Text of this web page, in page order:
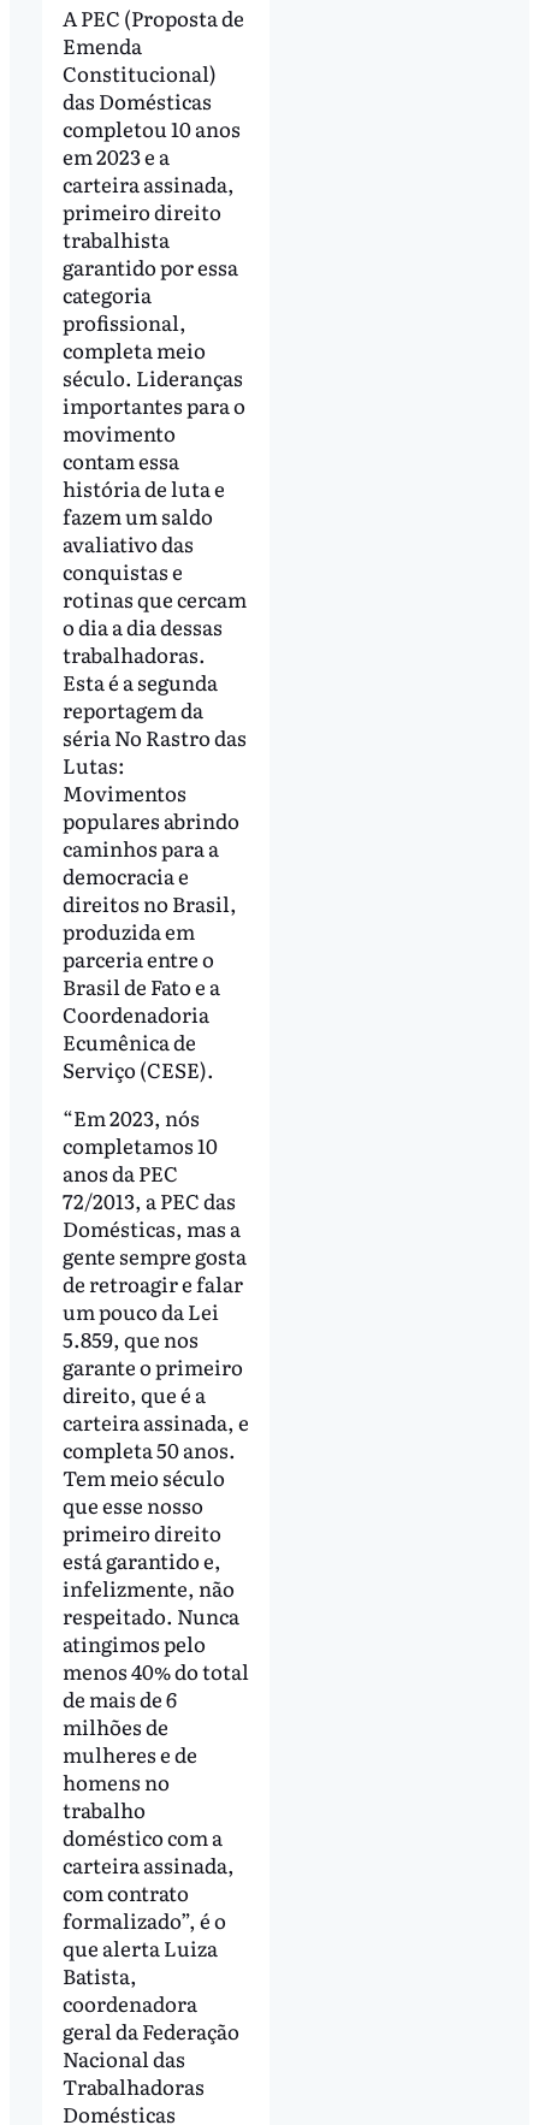
A PEC (Proposta de
Emenda
Constitucional)
das Domésticas
completou 10 anos
em 2023 e a
carteira assinada,
primeiro direito
trabalhista
garantido por essa
categoria
profissional,
completa meio
século. Lideranças
importantes para o
movimento
contam essa
história de luta e
fazem um saldo
avaliativo das
conquistas e
rotinas que cercam
o dia a dia dessas
trabalhadoras.
Esta é a segunda
reportagem da
séria No Rastro das
Lutas:
Movimentos
populares abrindo
caminhos para a
democracia e
direitos no Brasil,
produzida em
parceria entre o
Brasil de Fato e a
Coordenadoria
Ecumênica de
Serviço (CESE).
“Em 2023, nós
completamos 10
anos da PEC
72/2013, a PEC das
Domésticas, mas a
gente sempre gosta
de retroagir e falar
um pouco da Lei
5.859, que nos
garante o primeiro
direito, que é a
carteira assinada, e
completa 50 anos.
Tem meio século
que esse nosso
primeiro direito
está garantido e,
infelizmente, não
respeitado. Nunca
atingimos pelo
menos 40% do total
de mais de 6
milhões de
mulheres e de
homens no
trabalho
doméstico com a
carteira assinada,
com contrato
formalizado”, é o
que alerta Luiza
Batista,
coordenadora
geral da Federação
Nacional das
Trabalhadoras
Domésticas